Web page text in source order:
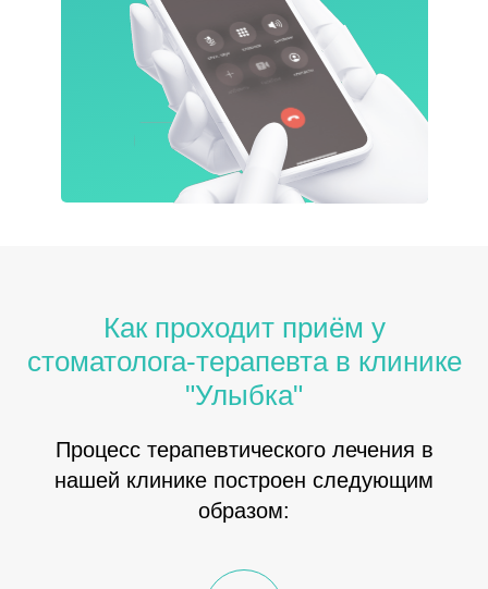
Как проходит приём у
стоматолога-терапевта в клинике
"Улыбка"
Процесс терапевтического лечения в
нашей клинике построен следующим
образом: